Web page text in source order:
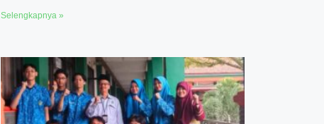
Selengkapnya »